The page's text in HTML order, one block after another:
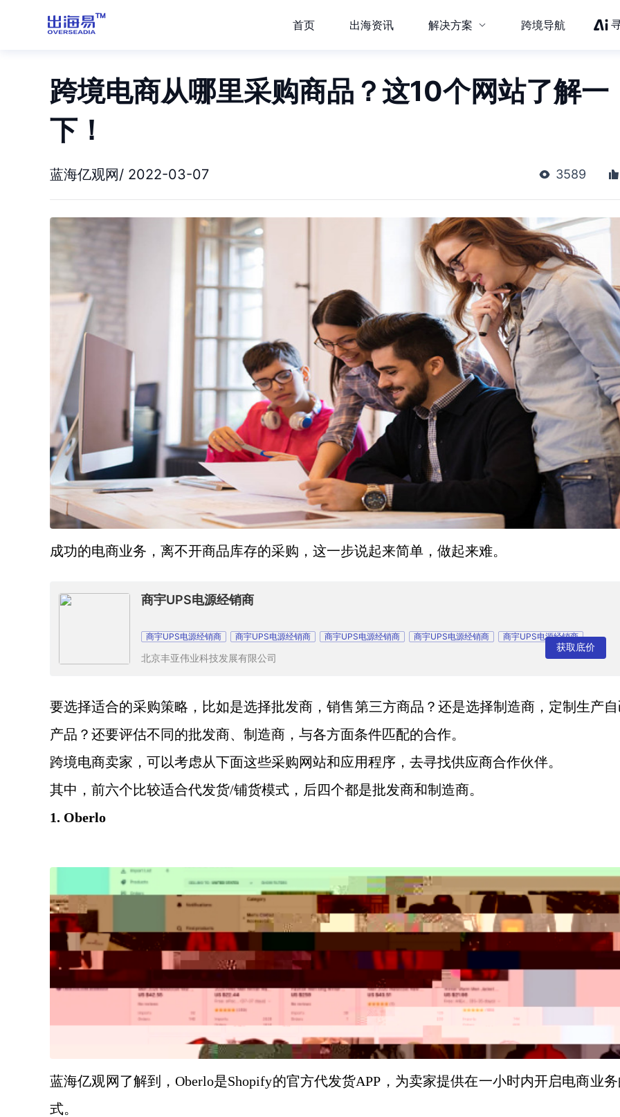
首页 出海资讯 解决方案 跨境导航
跨境电商从哪里采购商品？这10个网站了解一
下！
蓝海亿观网/ 2022-03-07 3589
成功的电商业务，离不开商品库存的采购，这一步说起来简单，做起来难。
商宇UPS电源经销商
商宇UPS电源经销商 商宇UPS电源经销商 商宇UPS电源经销商 商宇UPS电源经销商 商宇UPS电源经销商
北京丰亚伟业科技发展有限公司
获取底价
要选择适合的采购策略，比如是选择批发商，销售第三方商品？还是选择制造商，定制生产
产品？还要评估不同的批发商、制造商，与各方面条件匹配的合作。
跨境电商卖家，可以考虑从下面这些采购网站和应用程序，去寻找供应商合作伙伴。
其中，前六个比较适合代发货/铺货模式，后四个都是批发商和制造商。
1. Oberlo
蓝海亿观网了解到，Oberlo是Shopify的官方代发货APP，为卖家提供在一小时内开启电商业
式。